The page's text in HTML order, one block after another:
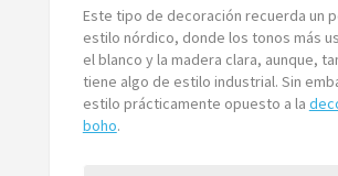
Este tipo de decoración recuerda un
estilo nórdico, donde los tonos más
el blanco y la madera clara, aunque,
tiene algo de estilo industrial. Sin
estilo prácticamente opuesto a la
boho.